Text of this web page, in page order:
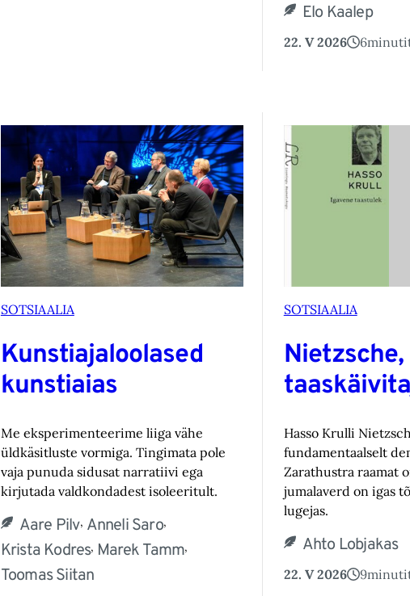
Elo Kaalep
22. V 2026 6
SOTSIAALIA
Kunstiajaloolased
kunstiaias
Me eksperimenteerime liiga vähe
üldkäsitluste vormiga. Tingimata pole
vaja punuda sidusat narratiivi ega
kirjutada valdkondadest isoleeritult.
Aare Pilv, Anneli Saro,
Krista Kodres, Marek Tamm,
Toomas Siitan
SOTSIAALIA
Hasso Krulli
fundamentaalselt
Zarathustra raamat
jumalaverd on igas
lugejas.
Ahto Lobjakas
22. V 2026 9